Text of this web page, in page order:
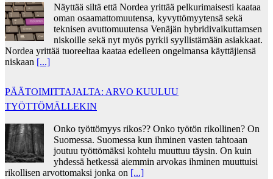
Näyttää siltä että Nordea yrittää pelkurimaisesti kaataa
oman osaamattomuutensa, kyvyttömyytensä sekä
teknisen avuttomuutensa Venäjän hybridivaikuttamsen
niskoille sekä nyt myös pyrkii syyllistämään asiakkaat.
Nordea yrittää tuoreeltaa kaataa edelleen ongelmansa käyttäjiensä
niskaan [...]
PÄÄTOIMITTAJALTA: ARVO KUULUU
TYÖTTÖMÄLLEKIN
Onko työttömyys rikos?? Onko työtön rikollinen? On
Suomessa. Suomessa kun ihminen vasten tahtoaan
joutuu työttömäksi kohtelu muuttuu täysin. On kuin
yhdessä hetkessä aiemmin arvokas ihminen muuttuisi
rikollisen arvottomaksi jonka on [...]